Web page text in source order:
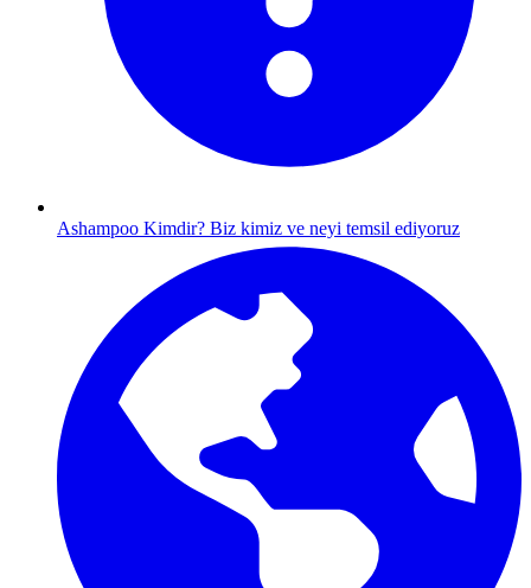
Ashampoo Kimdir? Biz kimiz ve neyi temsil ediyoruz